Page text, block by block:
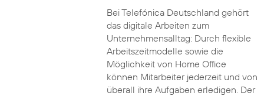
Bei Telefónica Deutschland gehört
das digitale Arbeiten zum
Unternehmensalltag: Durch flexible
Arbeitszeitmodelle sowie die
Möglichkeit von Home Office
können Mitarbeiter jederzeit und von
überall ihre Aufgaben erledigen. Der